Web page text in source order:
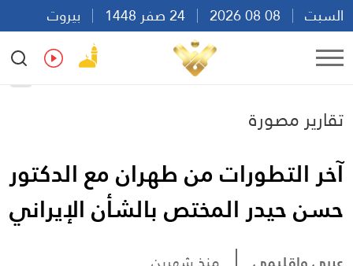
السبت
بيروت
09:05
Ar
تقارير مصورة
آخر التطورات من طهران مع الدكتور
حسن حيدر المختص بالشأن الإيراني